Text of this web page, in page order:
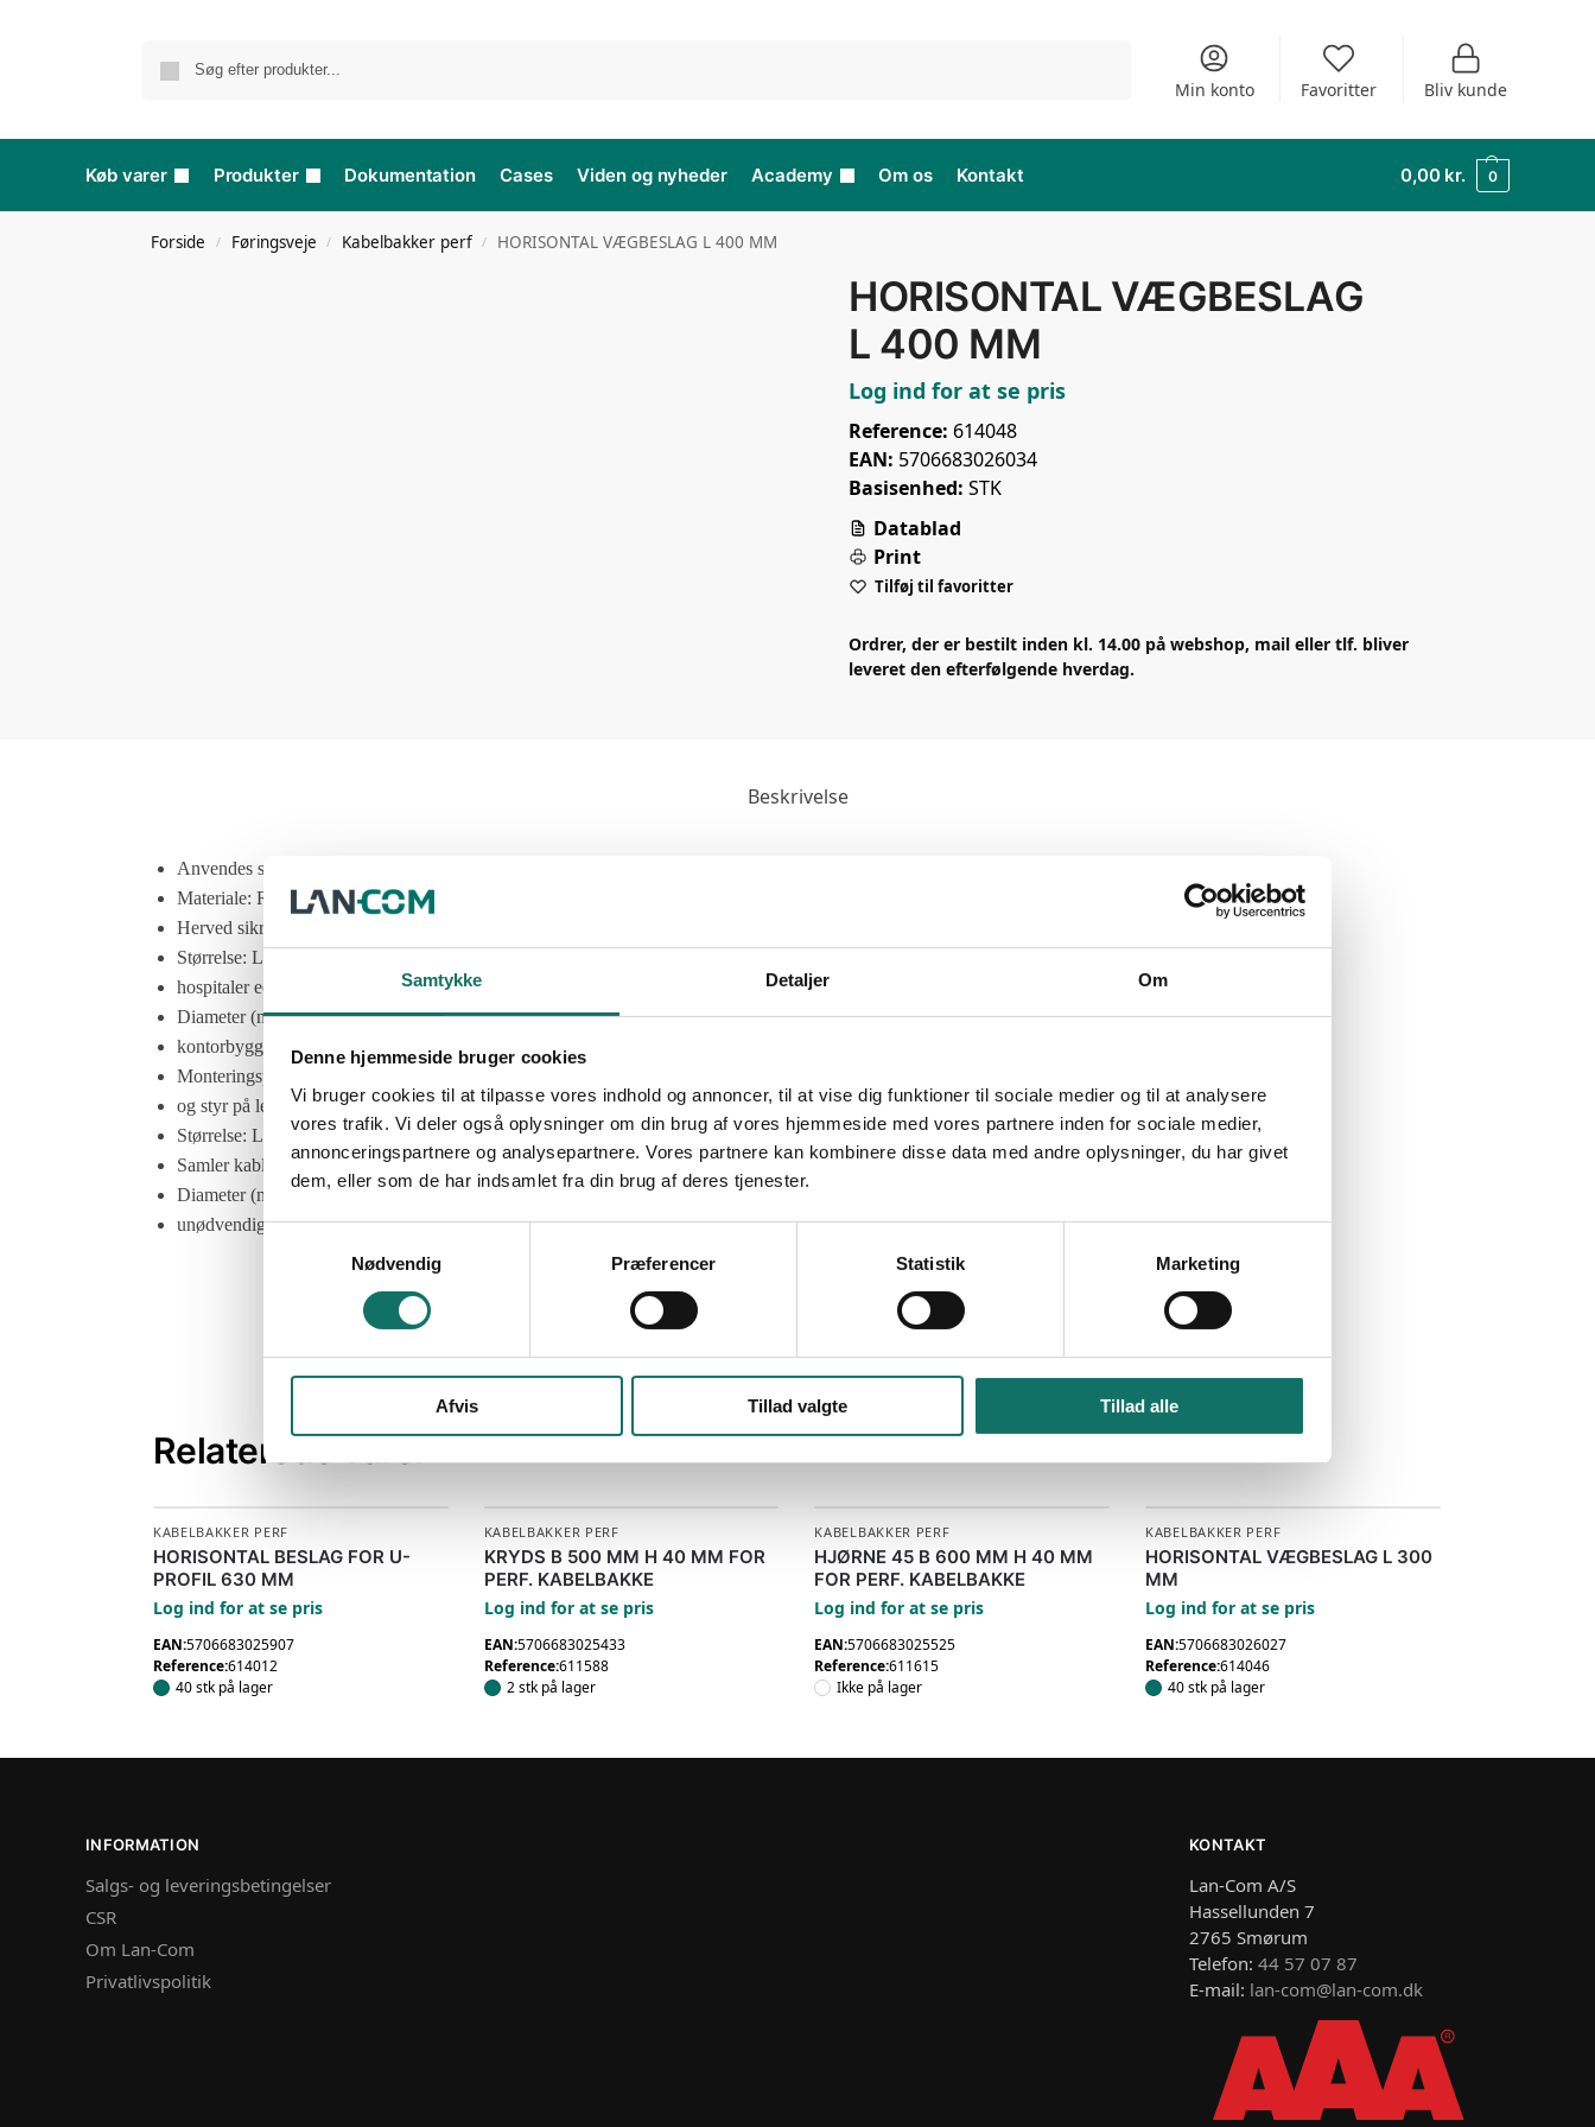
Samtykke Detaljer Om
Denne hjemmeside bruger cookies
Vi bruger cookies til at tilpasse vores indhold og annoncer, til at vise dig funktioner til sociale medier og til at analysere
vores trafik. Vi deler også oplysninger om din brug af vores hjemmeside med vores partnere inden for sociale medier,
annonceringspartnere og analysepartnere. Vores partnere kan kombinere disse data med andre oplysninger, du har givet
dem, eller som de har indsamlet fra din brug af deres tjenester.
S
v
g
Nødvendig Præferencer Statistik Marketing
Afvis Tillad valgte Tillad alle
Min konto Favoritter Bliv kunde
Køb varer Produkter Dokumentation Cases Viden og nyheder Academy Om os Kontakt 0,00 kr. 0
Forside / Føringsveje / Kabelbakker perf / HORISONTAL VÆGBESLAG L 400 MM
HORISONTAL VÆGBESLAG
L 400 MM
Log ind for at se pris
Reference: 614048
EAN: 5706683026034
Basisenhed: STK
Datablad
Print
Tilføj til favoritter
Ordrer, der er bestilt inden kl. 14.00 på webshop, mail eller tlf. bliver
leveret den efterfølgende hverdag.
Beskrivelse
Anvendes stort set i alle industrier,
Materiale: Rustfir stål pregalvaniseret
Herved sikres kabler og ledninger for
Størrelse: L410xB40xH150mm
hospitaler ect.
Diameter (monterings huller): Ø8,5x20mm
kontorbyggeri, uddannelsesinstitutioner,
Monteringsplade:
og styr på ledningsføringen.
Størrelse: L150xB45mm
Samler kabler, ledninger samt rør og holder
Diameter (monterings huller): Ø11x25mm
unødvendig slitage og vedholder performance.
Varenummer (SKU): 614048 Kategori: Kabelbakker perf
Relaterede varer
KABELBAKKER PERF
HORISONTAL BESLAG FOR U-
PROFIL 630 MM
Log ind for at se pris
EAN:5706683025907
Reference:614012
40 stk på lager
KABELBAKKER PERF
KRYDS B 500 MM H 40 MM FOR
PERF. KABELBAKKE
Log ind for at se pris
EAN:5706683025433
Reference:611588
2 stk på lager
KABELBAKKER PERF
HJØRNE 45 B 600 MM H 40 MM
FOR PERF. KABELBAKKE
Log ind for at se pris
EAN:5706683025525
Reference:611615
Ikke på lager
KABELBAKKER PERF
HORISONTAL VÆGBESLAG L 300
MM
Log ind for at se pris
EAN:5706683026027
Reference:614046
40 stk på lager
INFORMATION
Salgs- og leveringsbetingelser
CSR
Om Lan-Com
Privatlivspolitik
KONTAKT
Lan-Com A/S
Hassellunden 7
2765 Smørum
Telefon: 44 57 07 87
E-mail: lan-com@lan-com.dk